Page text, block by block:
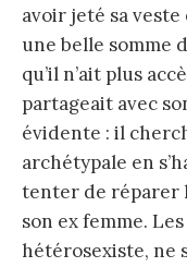
avoir jeté sa
une belle somme
qu’il n’ait plus
partageait avec
évidente : il
archétypale en
tenter de réparer
son ex femme.
hétérosexiste, ne